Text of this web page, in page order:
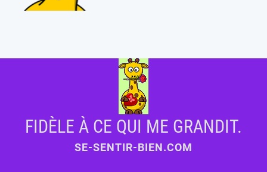
FIDÈLE À CE QUI ME GRANDIT.
SE-SENTIR-BIEN.COM